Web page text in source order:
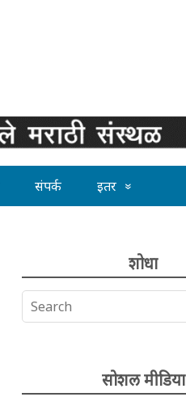
संपर्क इतर
शोधा
सोशल मीडिया